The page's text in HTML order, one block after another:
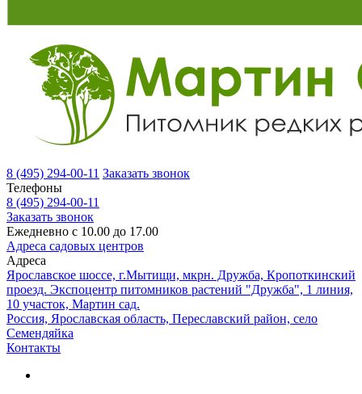
8 (495) 294-00-11 Заказать звонок
Телефоны
8 (495) 294-00-11
Заказать звонок
Ежедневно с 10.00 до 17.00
Адреса садовых центров
Адреса
Ярославское шоссе, г.Мытищи, мкрн. Дружба, Кропоткинский
проезд. Экспоцентр питомников растений "Дружба", 1 линия,
10 участок, Мартин сад.
Россия, Ярославская область, Переславский район, село
Семендяйка
Контакты